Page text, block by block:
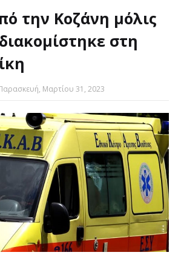
την Κοζάνη μόλις
στη
Μαρτίου 31, 2023